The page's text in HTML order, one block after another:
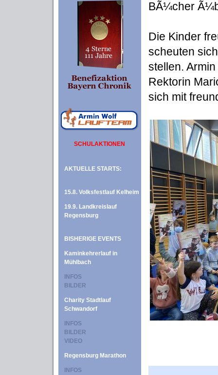
SCHULAKTIONEN
AKTUELLE STARTS:
15.8. Volksfestlauf Kelheim
19.9. Landkreislauf
Regensburg
BISHERIGE EVENTS
Kaminkehrerlauf in
Mühlbach
INFOS
BILDER
Charity Stadtlauf
Schwandorf
INFOS
BILDER
VIDEO
Regensburg Marathon
INFOS
BÃ¼cher
Die Kinder
scheuten
stellen.
Rektorin
sich mit